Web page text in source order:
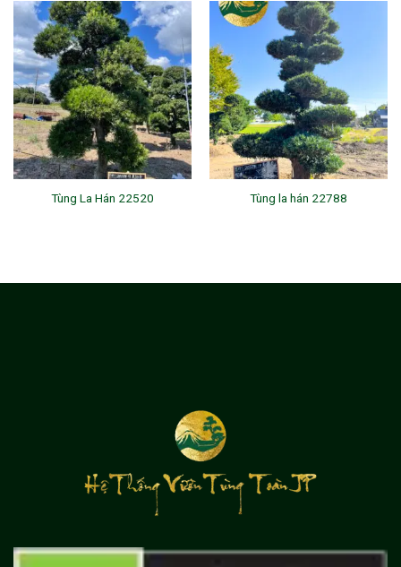
Tùng La Hán 22520 Tùng la hán 22788